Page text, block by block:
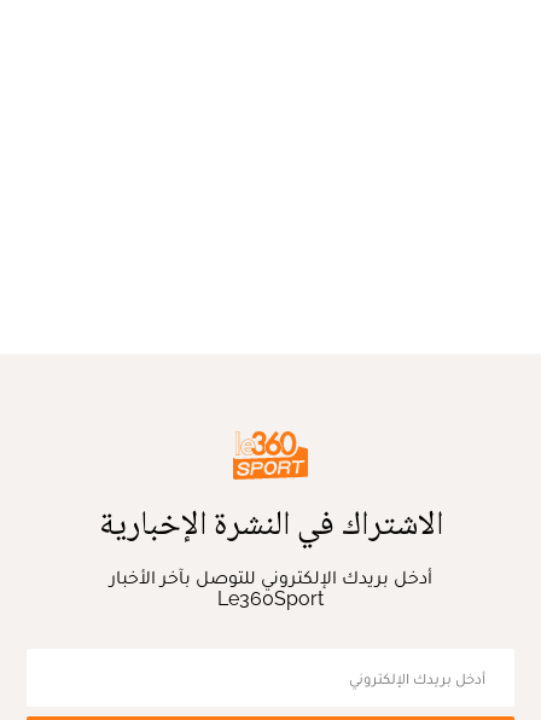
الاشتراك في النشرة الإخبارية
أدخل بريدك الإلكتروني للتوصل بآخر الأخبار
Le360Sport